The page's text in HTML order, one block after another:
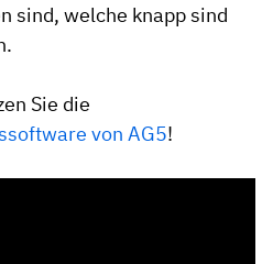
sind, welche knapp sind
Sie die
von AG5!